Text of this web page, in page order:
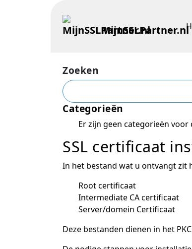
MijnSSLPartner.nl
Zoeken
Categorieën
Er zijn geen categorieën voor
SSL certificaat
In het bestand wat u ontvangt zit
Root certificaat
Intermediate CA certificaat
Server/domein Certificaat
Deze bestanden dienen in het